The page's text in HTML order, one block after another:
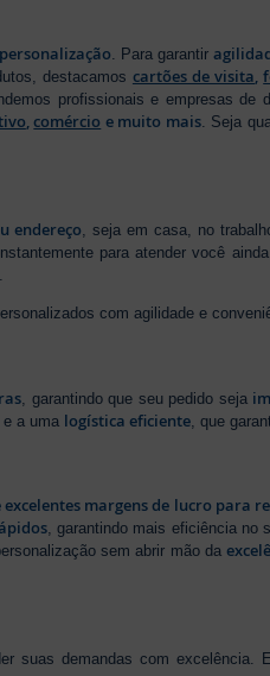
. Para garantir
destacamos cartões de visita,
profissionais e empresas de
,comércio e muito mais. Seja
endereço, seja em casa, no
para atender você
com agilidade e
, garantindo que seu pedido seja
e a uma logística eficiente , que
excelentes margens de lucro para
, garantindo mais eficiência
sem abrir mão da
suas demandas com